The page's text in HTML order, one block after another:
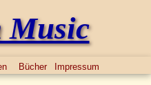
Music
Bücher Impressum